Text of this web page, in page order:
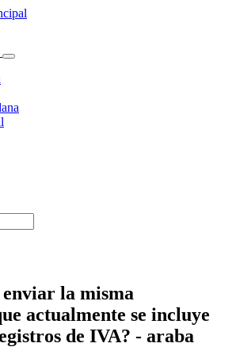
la misma
actualmente se incluye
de IVA? - araba